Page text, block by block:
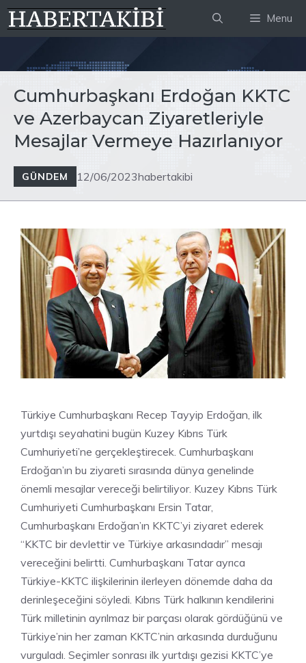
İçeriğe
atla
Menu
Cumhurbaşkanı Erdoğan KKTC
ve Azerbaycan Ziyaretleriyle
Mesajlar Vermeye Hazırlanıyor
GÜNDEM 12/06/2023habertakibi
Türkiye Cumhurbaşkanı Recep Tayyip Erdoğan, ilk
yurtdışı seyahatini bugün Kuzey Kıbrıs Türk
Cumhuriyeti’ne gerçekleştirecek. Cumhurbaşkanı
Erdoğan’ın bu ziyareti sırasında dünya genelinde
önemli mesajlar vereceği belirtiliyor. Kuzey Kıbrıs Türk
Cumhuriyeti Cumhurbaşkanı Ersin Tatar,
Cumhurbaşkanı Erdoğan’ın KKTC’yi ziyaret ederek
“KKTC bir devlettir ve Türkiye arkasındadır” mesajı
vereceğini belirtti. Cumhurbaşkanı Tatar ayrıca
Türkiye-KKTC ilişkilerinin ilerleyen dönemde daha da
derinleşeceğini söyledi. Kıbrıs Türk halkının kendilerini
Türk milletinin ayrılmaz bir parçası olarak gördüğünü ve
Türkiye’nin her zaman KKTC’nin arkasında durduğunu
vurguladı. Seçimler sonrası ilk yurtdışı gezisi KKTC’ye